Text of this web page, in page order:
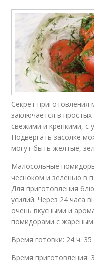
Секрет
заключается в
свежими и крепкими, с
Подвергать засолке
могут быть желтые,
Малосольные
чесноком и зеленью в
Для приготовления
усилий. Через 24 часа
очень вкусными и
помидорами с
Время готовки: 24 ч. 35
Время приготовления: